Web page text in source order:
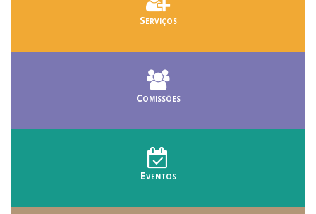
Serviços
Comissões
Eventos